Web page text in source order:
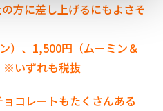
方に差し上げるにもよさそ
）、1,500円（ムーミン＆
※いずれも税抜
コレートもたくさんある